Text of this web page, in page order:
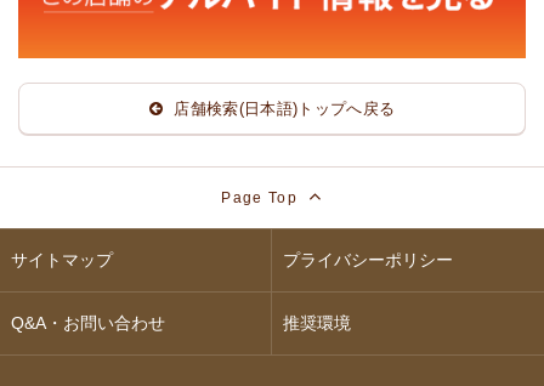
店舗検索(日本語)トップへ戻る
Page Top
サイトマップ プライバシーポリシー
Q&A・お問い合わせ 推奨環境